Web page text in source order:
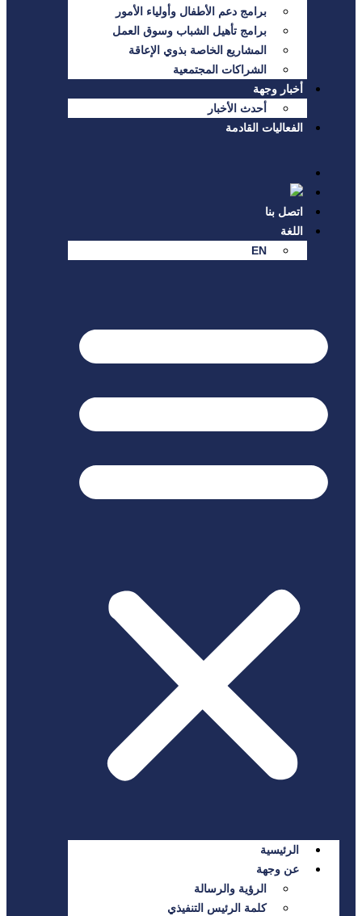
برامج دعم الأطفال وأولياء الأمور
برامج تأهيل الشباب وسوق العمل
المشاريع الخاصة بذوي الإعاقة
الشراكات المجتمعية
أخبار وجهة
أحدث الأخبار
الفعاليات القادمة
اتصل بنا
اللغة
EN
الرئيسية
عن وجهة
الرؤية والرسالة
كلمة الرئيس التنفيذي